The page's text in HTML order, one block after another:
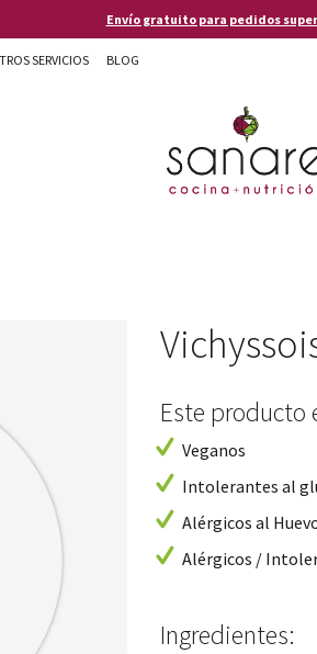
Envío gratuito para pedidos
SERVICIOS BLOG
Este producto
Veganos
Intolerantes al
Alérgicos al
Alérgicos /
Ingredientes: